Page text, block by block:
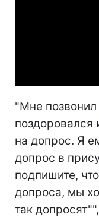
"Мне
поздоровался
на допрос. Я
допрос в
подпишите,
допроса, мы
так